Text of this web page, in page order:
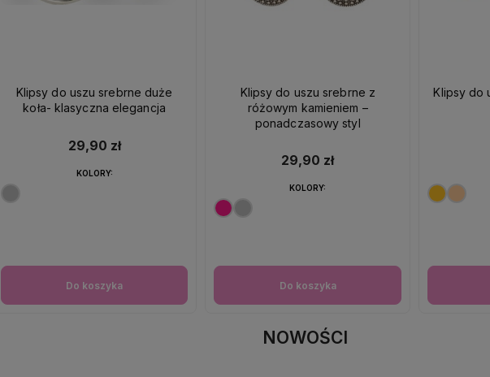
Klipsy do uszu srebrne duże
koła- klasyczna elegancja
29,90 zł
Do koszyka
KOLORY:
Klipsy do uszu srebrne z
różowym kamieniem –
ponadczasowy styl
29,90 zł
Do koszyka
KOLORY:
Klipsy do
NOWOŚCI